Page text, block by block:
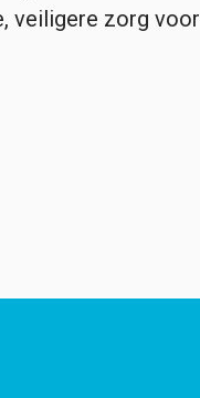
veiligere zorg voor